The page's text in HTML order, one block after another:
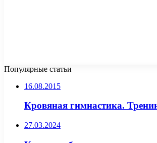
Популярные статьи
16.08.2015
Кровяная гимнастика.
27.03.2024